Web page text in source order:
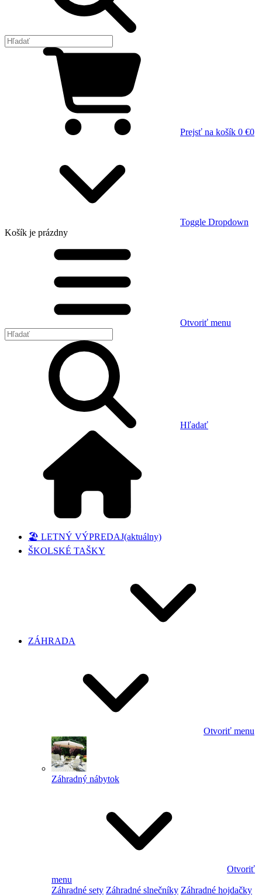
Prejsť na košík 0 €0
Toggle Dropdown
Košík je prázdny
Otvoriť menu
Hľadať
🏖️ LETNÝ VÝPREDAJ(aktuálny)
ŠKOLSKÉ TAŠKY
ZÁHRADA
Otvoriť menu
Záhradný nábytok
Otvoriť
menu
Záhradné sety Záhradné slnečníky Záhradné hojdačky